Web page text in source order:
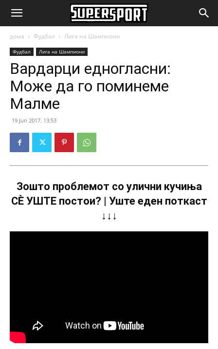
SuperSport.mk
дома Фудбал Лига на Шампиони
Фудбал Лига на Шампиони
Вардарци едногласни:
Може да го поминеме
Малме
19 Jun 2017. 13:53
Зошто проблемот со улични кучиња
СÈ УШТЕ постои? | Уште еден поткаст
↓↓↓